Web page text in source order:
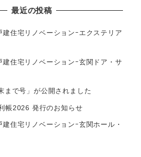
最近の投稿
住宅リノベーションｰエクステリア
住宅リノベーションｰ玄関ドア・サ
まで号」が公開されました
帳2026 発行のお知らせ
宅リノベーションｰ玄関ホール・